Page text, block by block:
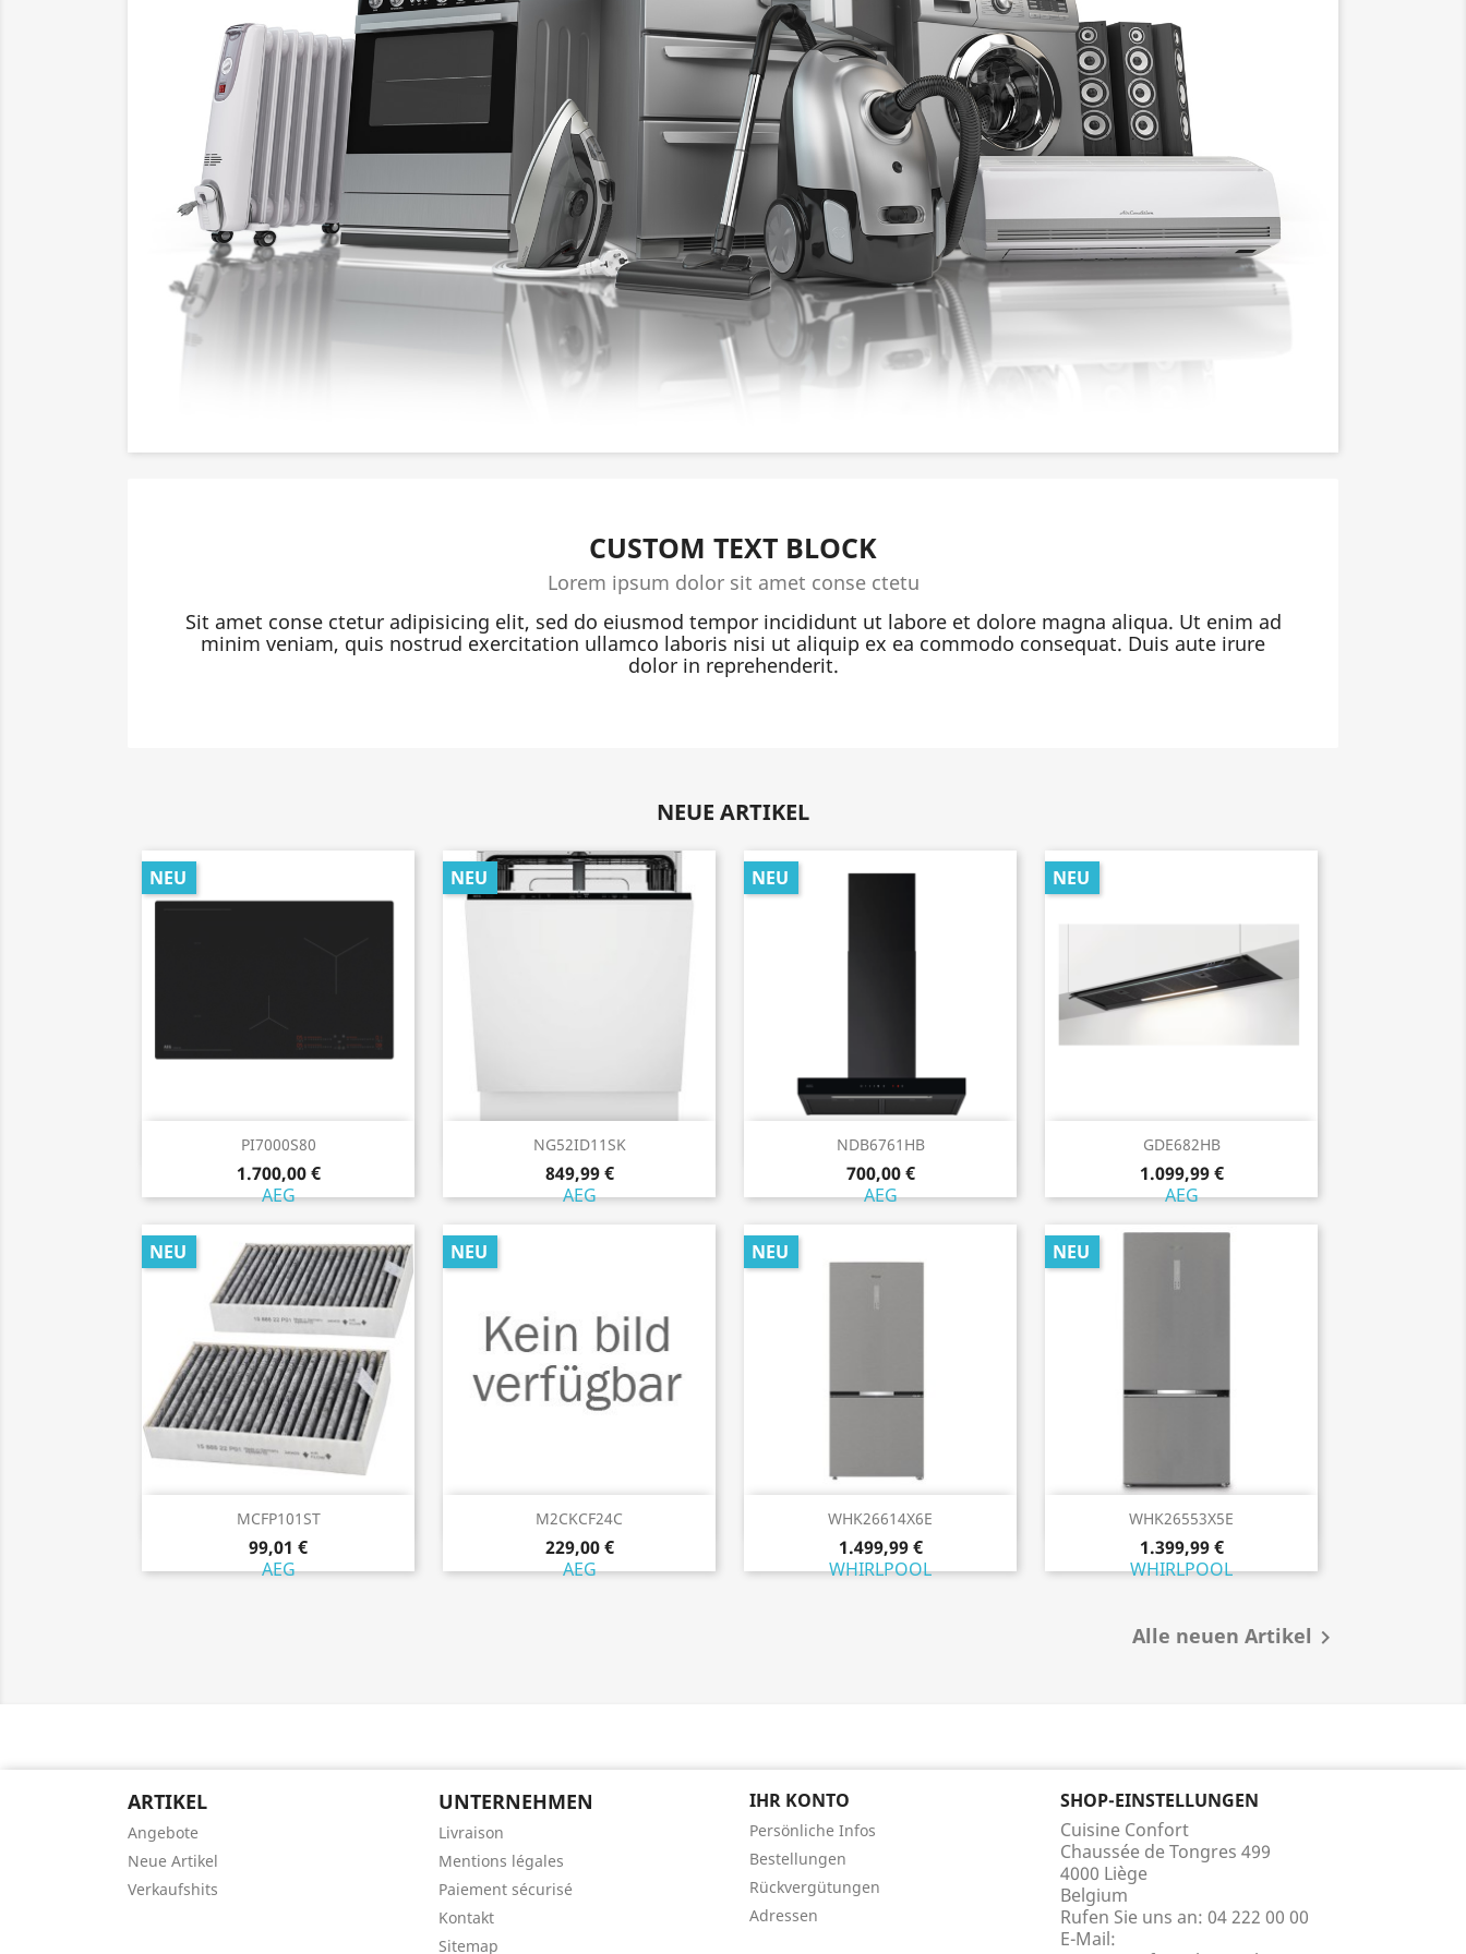
CUSTOM TEXT BLOCK
Lorem ipsum dolor sit amet conse ctetu
Sit amet conse ctetur adipisicing elit, sed do eiusmod tempor incididunt ut labore et dolore magna aliqua. Ut enim ad
minim veniam, quis nostrud exercitation ullamco laboris nisi ut aliquip ex ea commodo consequat. Duis aute irure
dolor in reprehenderit.
NEUE ARTIKEL
PI7000S80
1.700,00 €
AEG
NEU
Vorschau NG52ID11SK
849,99 €
AEG
NEU
Vorschau NDB6761HB
700,00 €
AEG
NEU
Vorschau GDE682HB
1.099,99 €
AEG
NEU
Vorschau
MCFP101ST
99,01 €
AEG
NEU
Vorschau M2CKCF24C
229,00 €
AEG
NEU
Vorschau WHK26614X6E
1.499,99 €
WHIRLPOOL
NEU
Vorschau WHK26553X5E
1.399,99 €
WHIRLPOOL
NEU
Vorschau
Alle neuen Artikel 
ARTIKEL
Angebote
Neue Artikel
Verkaufshits
UNTERNEHMEN
Livraison
Mentions légales
Paiement sécurisé
Kontakt
Sitemap
IHR KONTO
Persönliche Infos
Bestellungen
Rückvergütungen
Adressen
SHOP-EINSTELLUNGEN
Cuisine Confort
Chaussée de Tongres 499
4000 Liège
Belgium
Rufen Sie uns an: 04 222 00 00
E-Mail: